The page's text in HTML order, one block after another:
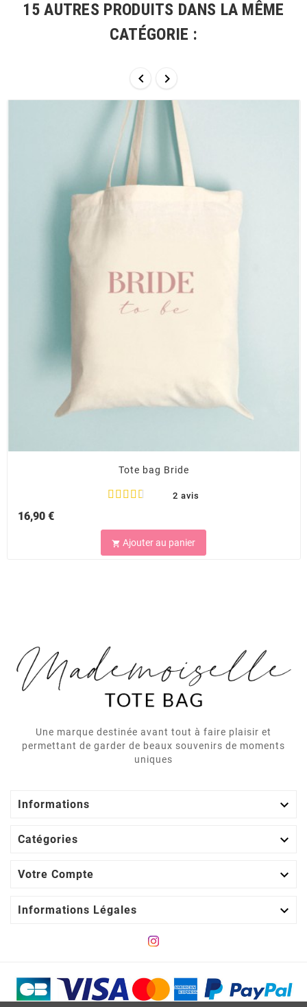
15 AUTRES PRODUITS DANS LA MÊME
CATÉGORIE :
 
Tote bag Bride
2 avis
16,90 €
 Ajouter au panier
Une marque destinée avant tout à faire plaisir et
permettant de garder de beaux souvenirs de moments
uniques
Informations 
Catégories 
Votre Compte 
Informations Légales 